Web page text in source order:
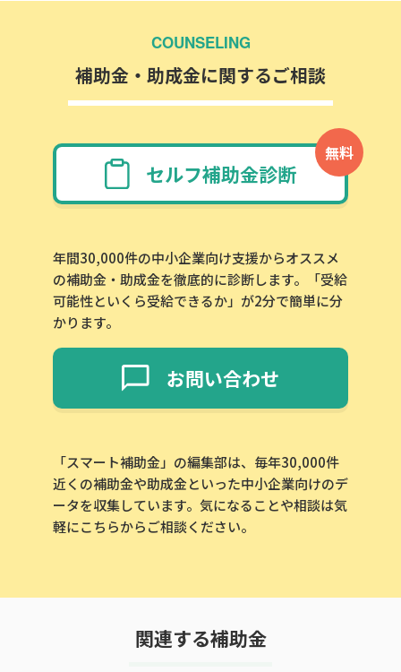
COUNSELING
補助金・助成金に関するご相談
無料
セルフ補助金診断
年間30,000件の中小企業向け支援からオススメ
の補助金・助成金を徹底的に診断します。「受給
可能性といくら受給できるか」が2分で簡単に分
かります。
お問い合わせ
「スマート補助金」の編集部は、毎年30,000件
近くの補助金や助成金といった中小企業向けのデ
ータを収集しています。気になることや相談は気
軽にこちらからご相談ください。
関連する補助金